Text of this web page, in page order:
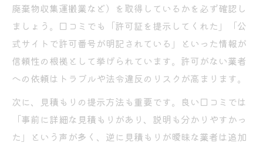
廃棄物収集運搬業など）を取得しているかを必ず確認し
ましょう。口コミでも「許可証を提示してくれた」「公
式サイトで許可番号が明記されている」といった情報が
信頼性の根拠として挙げられています。許可がない業者
への依頼はトラブルや法令違反のリスクが高まります。
次に、見積もりの提示方法も重要です。良い口コミでは
「事前に詳細な見積もりがあり、説明も分かりやすかっ
た」という声が多く、逆に見積もりが曖昧な業者は追加